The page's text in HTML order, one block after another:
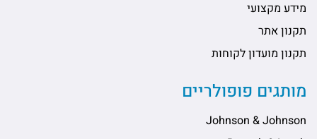
מידע מקצועי
תקנון אתר
תקנון מועדון לקוחות
מותגים פופולריים
Johnson & Johnson